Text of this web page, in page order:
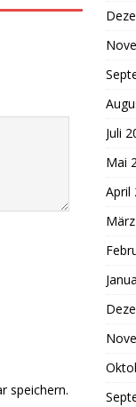
speichern.
Juli
Mai
April